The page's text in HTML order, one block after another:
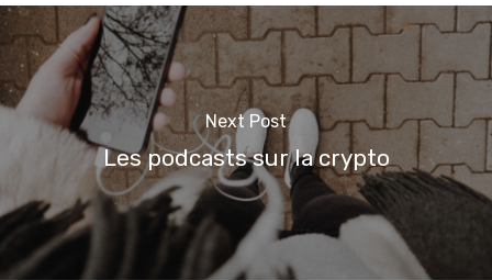
Next Post
Les podcasts sur la crypto